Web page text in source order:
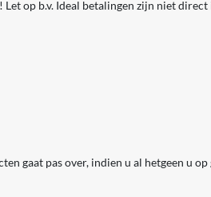
op b.v. Ideal betalingen zijn niet
gaat pas over, indien u al hetgeen u